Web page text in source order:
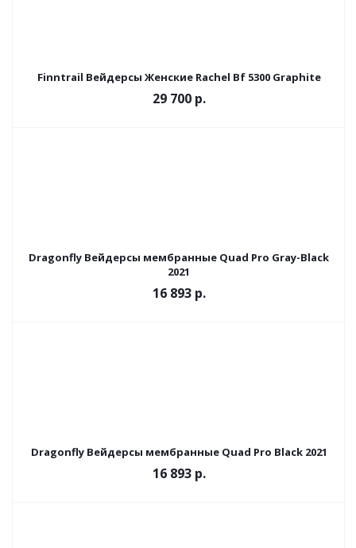
Finntrail Вейдерсы Женские Rachel Bf 5300 Graphite
29 700 р.
Dragonfly Вейдерсы мембранные Quad Pro Gray-Black
2021
16 893 р.
Dragonfly Вейдерсы мембранные Quad Pro Black 2021
16 893 р.